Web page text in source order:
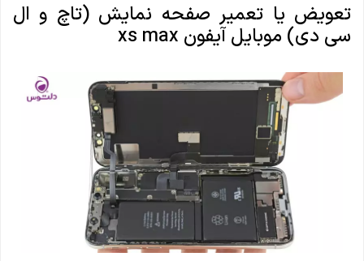
تعویض یا تعمیر صفحه نمایش (تاچ و ال
سی دی) موبایل آیفون xs max